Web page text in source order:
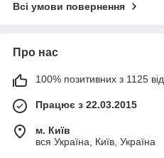
Всі умови повернення
Про нас
100% позитивних з 1125
Працює з 22.03.2015
м. Київ
вся Україна, Київ, Україна